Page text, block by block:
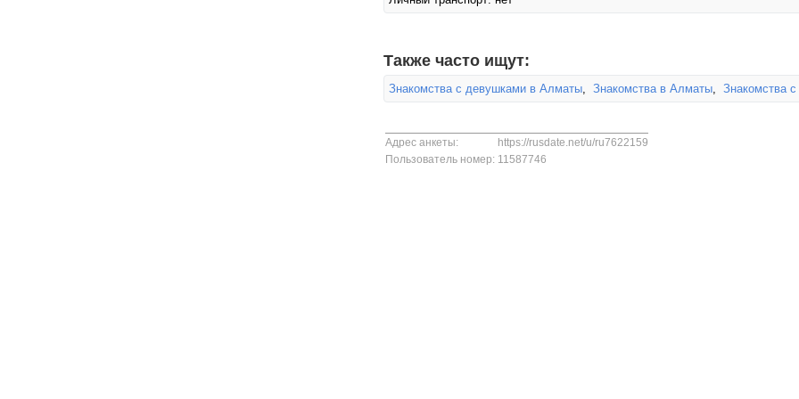
Также часто ищут:
Знакомства с девушками в Алматы, Знакомства в Алматы, Знакомства
Адрес анкеты:
https://rusdate.net/u/ru7622159
Пользователь номер: 11587746